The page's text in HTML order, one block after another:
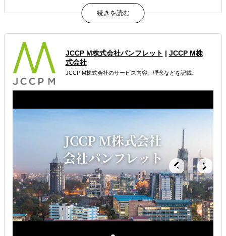
時間とコストの投資を最小限に抑え、スモールスタートで
海外進出に取り組みたい企業様
スピードや柔軟性を重視するベンチャー・スタートアッ
プ・中小企業様におすすめ
月額定額や成果報酬など、各社の要望に照らし合わせて柔
軟な契約形態を提案します
属するジャンル
海外市場調査・マーケティング
解決できる課題
どの国に進出するべきか決めたい
自社事業に最適な進出形態を知りたい
自社商材に最適な販売方法を知りたい
JCCP M株式会社パンフレット | JCCP M株
式会社
JCCP M株式会社のサービス内容、理念などを記載。